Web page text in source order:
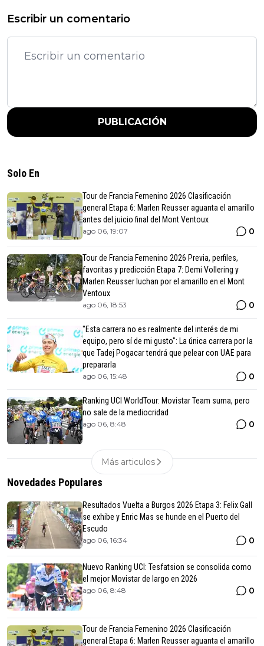
Escribir un comentario
PUBLICACIÓN
Solo En
Tour de Francia Femenino 2026 Clasificación
general Etapa 6: Marlen Reusser aguanta el amarillo
antes del juicio final del Mont Ventoux
ago 06, 19:07 0
Tour de Francia Femenino 2026 Previa, perfiles,
favoritas y predicción Etapa 7: Demi Vollering y
Marlen Reusser luchan por el amarillo en el Mont
Ventoux
ago 06, 18:53 0
"Esta carrera no es realmente del interés de mi
equipo, pero sí de mi gusto": La única carrera por la
que Tadej Pogacar tendrá que pelear con UAE para
prepararla
ago 06, 15:48 0
Ranking UCI WorldTour: Movistar Team suma, pero
no sale de la mediocridad
ago 06, 8:48 0
Más articulos
Novedades Populares
Resultados Vuelta a Burgos 2026 Etapa 3: Felix Gall
se exhibe y Enric Mas se hunde en el Puerto del
Escudo
ago 06, 16:34 0
Nuevo Ranking UCI: Tesfatsion se consolida como
el mejor Movistar de largo en 2026
ago 06, 8:48 0
Tour de Francia Femenino 2026 Clasificación
general Etapa 6: Marlen Reusser aguanta el amarillo